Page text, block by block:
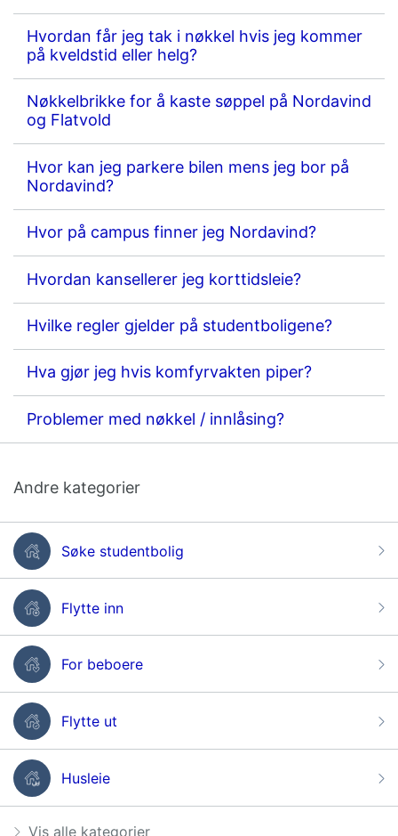
Hvordan får jeg tak i nøkkel hvis jeg kommer
på kveldstid eller helg?
Nøkkelbrikke for å kaste søppel på Nordavind
og Flatvold
Hvor kan jeg parkere bilen mens jeg bor på
Nordavind?
Hvor på campus finner jeg Nordavind?
Hvordan kansellerer jeg korttidsleie?
Hvilke regler gjelder på studentboligene?
Hva gjør jeg hvis komfyrvakten piper?
Problemer med nøkkel / innlåsing?
Andre kategorier
Søke studentbolig
Flytte inn
For beboere
Flytte ut
Husleie
Vis alle kategorier